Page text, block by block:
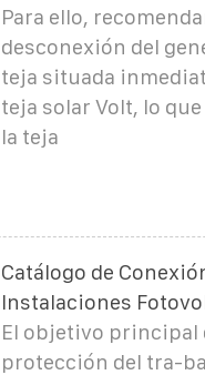
Para ello,
desconexión del
teja situada
teja solar Volt, lo
la teja
Catálogo de
Instalaciones
El objetivo principal
protección del tra-